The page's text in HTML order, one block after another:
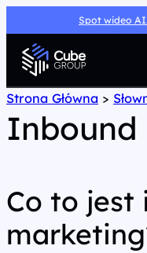
Spot wideo
Usługi
Jak możemy
Case Study
Kariera
Kontakt
Strona Główna >
Inbound
Co to jest